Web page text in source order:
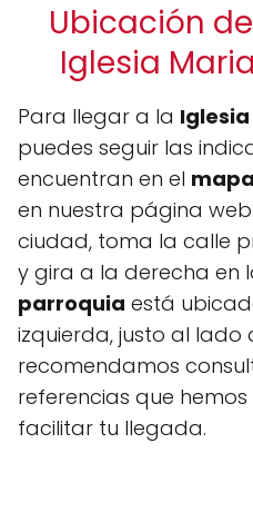
Ubicación
Iglesia
Para llegar a la
puedes seguir las
encuentran en el
en nuestra página
ciudad, toma la calle
y gira a la derecha en
parroquia está
izquierda, justo al lado
recomendamos
referencias que
facilitar tu llegada.